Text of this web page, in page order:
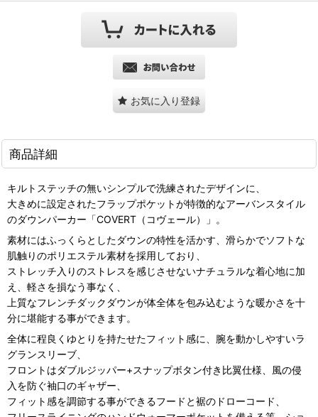
お気に入り登録
商品詳細
キルトステッチの無いシンプルで洗練されたデザインに、
大きめに設定されたフラップポケットが特徴的なアーバンスタイル
のダウンパーカー「COVERT（コヴェール）」。
素材にはふっくらとしたダウンの特性を活かす、滑らかでソフトな
肌触りのポリエステル素材を採用しており、
ストレッチ入りのストレスを感じさせないナチュラルな着心地に加
え、軽さを損なう事なく、
上質なフレンチダックダウンが体全体を包み込むような暖かさを十
分に堪能する事ができます。
全体に程良くゆとりを持たせたフィット感に、腕を動かしやすいラ
グランスリーブ、
フロントはダブルジッパー+スナップボタン付き比翼仕様、風の侵
入を防ぐ袖口のギャザー、
フィット感を調節する事ができるフードと裾のドローコード、